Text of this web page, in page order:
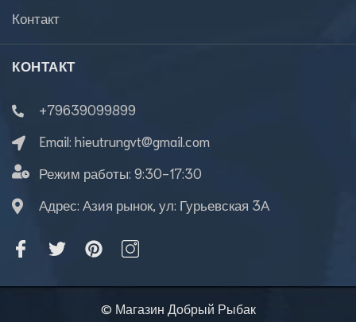
Контакт
КОНТАКТ
+79639099899
Email: hieutrungvt@gmail.com
Режим работы: 9:30-17:30
Адрес: Азия рынок, ул: Гурьевская 3А
© Магазин Добрый Рыбак